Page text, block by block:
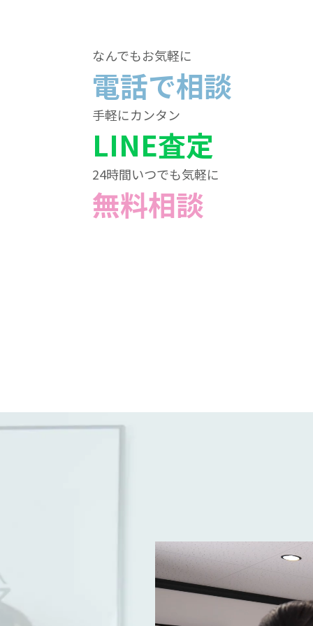
なんでもお気軽に
電話で相談
手軽にカンタン
LINE査定
24時間いつでも気軽に
無料相談